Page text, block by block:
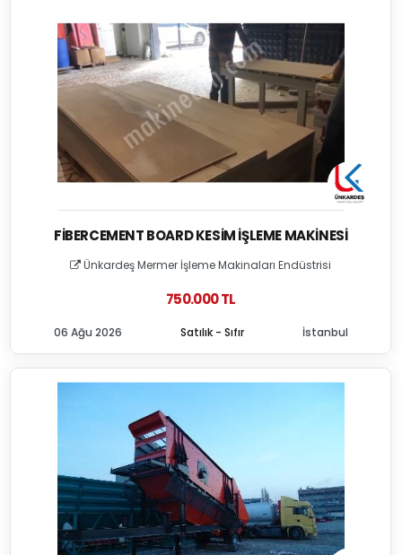
FIBERCEMENT BOARD KESIM İŞLEME MAKINESI
Ünkardeş Mermer İşleme Makinaları Endüstrisi
750.000 TL
Satılık - Sıfır
06 Ağu 2026 İstanbul